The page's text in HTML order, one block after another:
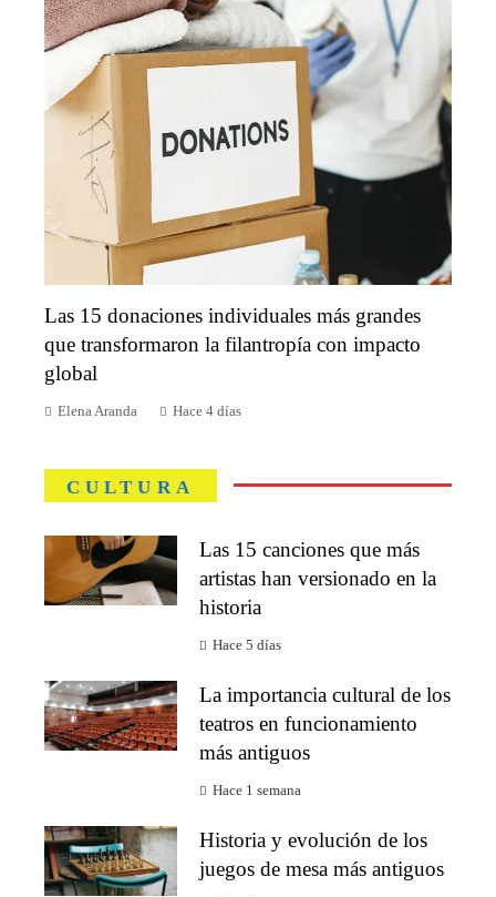
Las 15 donaciones individuales más grandes
que transformaron la filantropía con impacto
global
Elena Aranda Hace 4 días
CULTURA
Las 15 canciones que más
artistas han versionado en la
historia
Hace 5 días
La importancia cultural de los
teatros en funcionamiento
más antiguos
Hace 1 semana
Historia y evolución de los
juegos de mesa más antiguos